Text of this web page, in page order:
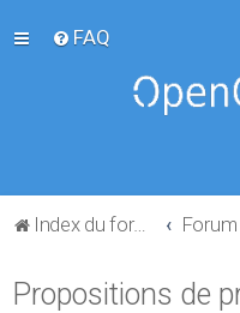
FAQ
Index du forum
Propositions de